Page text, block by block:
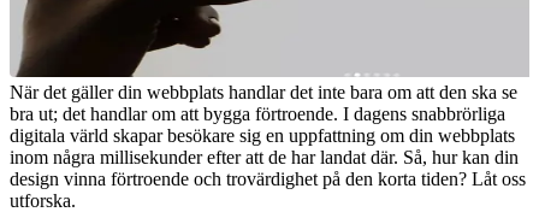
När det gäller din webbplats handlar det inte bara om att den ska se
bra ut; det handlar om att bygga förtroende. I dagens snabbrörliga
digitala värld skapar besökare sig en uppfattning om din webbplats
inom några millisekunder efter att de har landat där. Så, hur kan din
design vinna förtroende och trovärdighet på den korta tiden? Låt oss
utforska.